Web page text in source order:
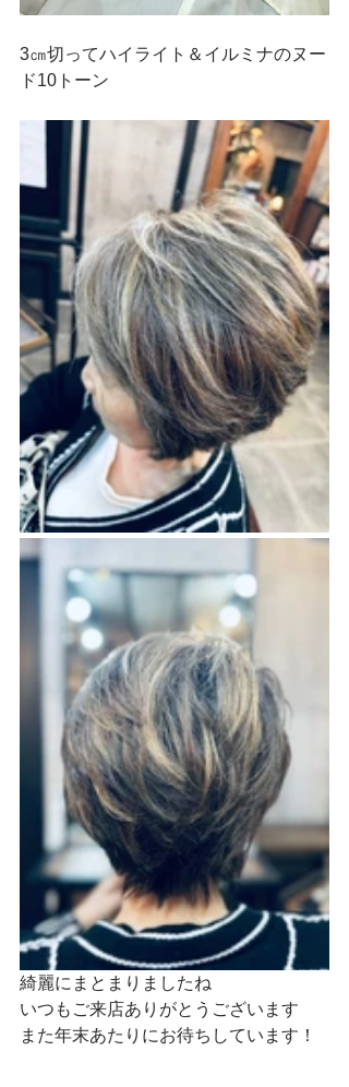
3㎝切ってハイライト＆イルミナのヌー
ド10トーン
綺麗にまとまりましたね
いつもご来店ありがとうございます
また年末あたりにお待ちしています！